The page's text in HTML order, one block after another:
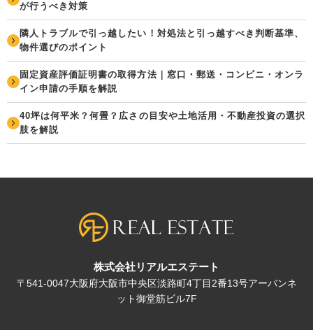
が行うべき対策
隣人トラブルで引っ越したい！対処法と引っ越すべき判断基準、
物件選びのポイント
固定資産評価証明書の取得方法｜窓口・郵送・コンビニ・オンラ
イン申請の手順を解説
40坪は何平米？何畳？広さの目安や土地活用・不動産投資の選択
肢を解説
株式会社リアルエステート
〒541-0047大阪府大阪市中央区淡路町4丁目2番13号アーバンネ
ット御堂筋ビル7F